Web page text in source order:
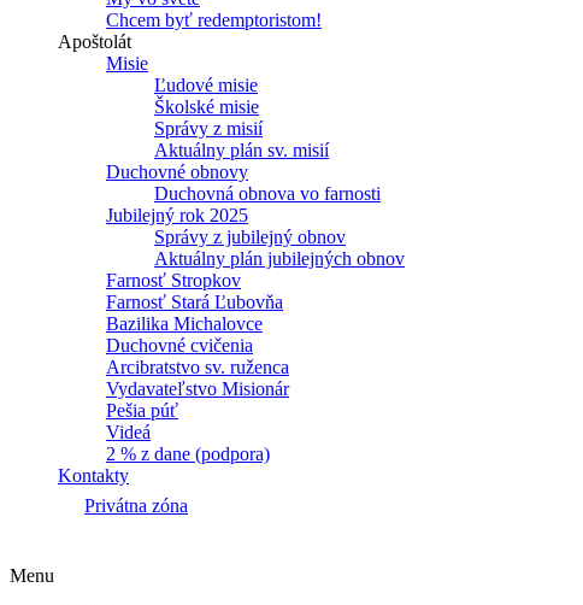
Chcem byť redemptoristom!
Apoštolát
Misie
Ľudové misie
Školské misie
Správy z misií
Aktuálny plán sv. misií
Duchovné obnovy
Duchovná obnova vo farnosti
Jubilejný rok 2025
Správy z jubilejný obnov
Aktuálny plán jubilejných obnov
Farnosť Stropkov
Farnosť Stará Ľubovňa
Bazilika Michalovce
Duchovné cvičenia
Arcibratstvo sv. ruženca
Vydavateľstvo Misionár
Pešia púť
Videá
2 % z dane (podpora)
Kontakty
Privátna zóna
Menu